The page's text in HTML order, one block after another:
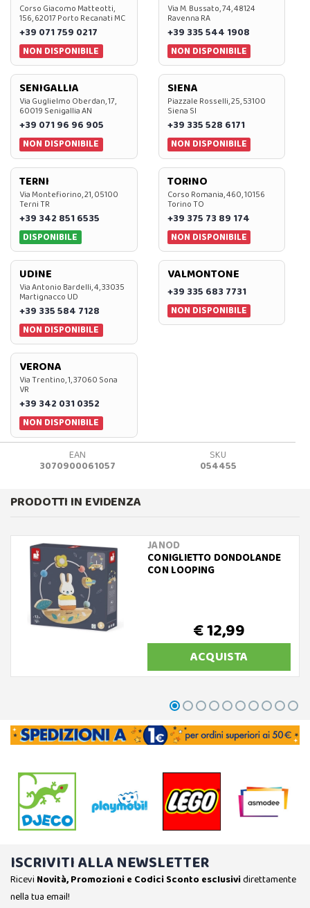
Corso Giacomo Matteotti,
156, 62017 Porto Recanati MC
+39 071 759 0217
NON DISPONIBILE
Via M. Bussato, 74, 48124
Ravenna RA
+39 335 544 1908
NON DISPONIBILE
SENIGALLIA
Via Guglielmo Oberdan, 17,
60019 Senigallia AN
+39 071 96 96 905
NON DISPONIBILE
SIENA
Piazzale Rosselli, 25, 53100
Siena SI
+39 335 528 6171
NON DISPONIBILE
TERNI
Via Montefiorino, 21, 05100
Terni TR
+39 342 851 6535
DISPONIBILE
TORINO
Corso Romania, 460, 10156
Torino TO
+39 375 73 89 174
NON DISPONIBILE
UDINE
Via Antonio Bardelli, 4, 33035
Martignacco UD
+39 335 584 7128
NON DISPONIBILE
VALMONTONE
+39 335 683 7731
NON DISPONIBILE
VERONA
Via Trentino, 1, 37060 Sona
VR
+39 342 031 0352
NON DISPONIBILE
EAN
3070900061057
SKU
054455
PRODOTTI IN EVIDENZA
JANOD
CONIGLIETTO DONDOLANDE
CON LOOPING
€ 12,99
ACQUISTA
ISCRIVITI ALLA NEWSLETTER
Ricevi Novità, Promozioni e Codici Sconto esclusividirettamente
nella tua email!